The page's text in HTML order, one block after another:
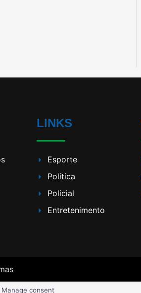
LINKS
Esporte
Política
Policial
Entretenimento
Manage consent